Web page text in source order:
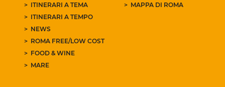
ITINERARI A TEMA
ITINERARI A TEMPO
NEWS
ROMA FREE/LOW COST
FOOD & WINE
MARE
MAPPA DI ROMA